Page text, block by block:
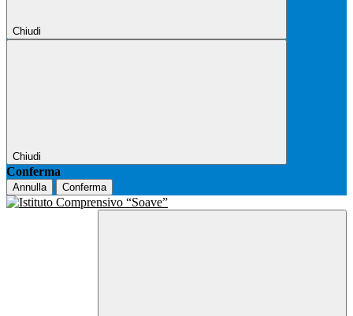
Chiudi
Chiudi
Conferma
Annulla Conferma